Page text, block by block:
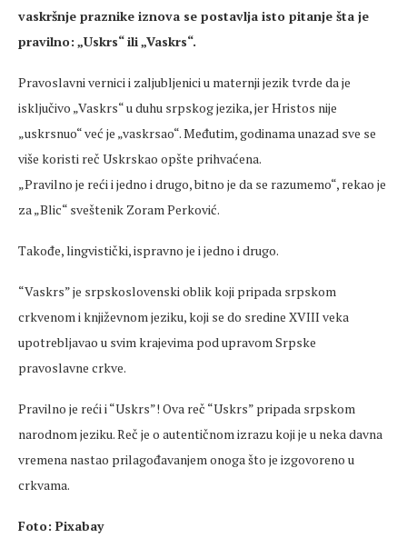
vaskršnje praznike iznova se postavlja isto pitanje šta je
pravilno: „Uskrs“ ili „Vaskrs“.
Pravoslavni vernici i zaljubljenici u maternji jezik tvrde da je
isključivo „Vaskrs“ u duhu srpskog jezika, jer Hristos nije
„uskrsnuo“ već je „vaskrsao“. Međutim, godinama unazad sve se
više koristi reč Uskrskao opšte prihvaćena.
„Pravilno je reći i jedno i drugo, bitno je da se razumemo“, rekao je
za „Blic“ sveštenik Zoram Perković.
Takođe, lingvistički, ispravno je i jedno i drugo.
“Vaskrs” je srpskoslovenski oblik koji pripada srpskom
crkvenom i književnom jeziku, koji se do sredine XVIII veka
upotrebljavao u svim krajevima pod upravom Srpske
pravoslavne crkve.
Pravilno je reći i “Uskrs”! Ova reč “Uskrs” pripada srpskom
narodnom jeziku. Reč je o autentičnom izrazu koji je u neka davna
vremena nastao prilagođavanjem onoga što je izgovoreno u
crkvama.
Foto: Pixabay